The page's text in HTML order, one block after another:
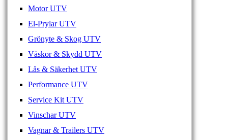
Motor UTV
El-Prylar UTV
Grönyte & Skog UTV
Väskor & Skydd UTV
Lås & Säkerhet UTV
Performance UTV
Service Kit UTV
Vinschar UTV
Vagnar & Trailers UTV